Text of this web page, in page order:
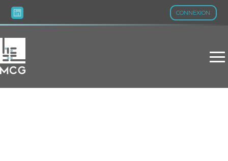
CONNEXION
Aller
au